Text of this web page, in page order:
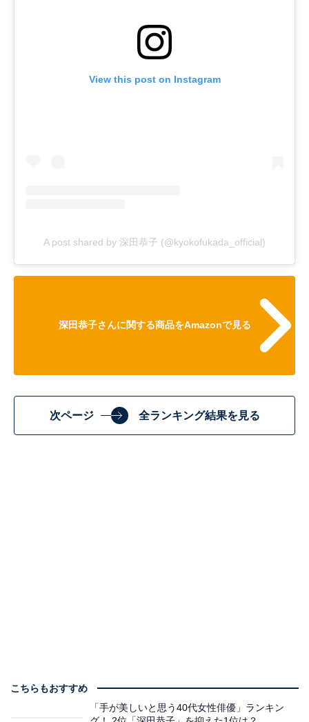
View this post on Instagram
A post shared by 深田恭子 (@kyokofukada_official)
深田恭子さんに関する商品をAmazonで見る
次ページ 全ランキング結果を見る
こちらもおすすめ
「手が美しいと思う40代女性俳優」ランキン